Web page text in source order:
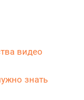
видео
знать